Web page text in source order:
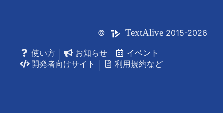
© TextAlive 2015-2026
使い方
お知らせ
イベント
開発者向けサイト
利用規約など